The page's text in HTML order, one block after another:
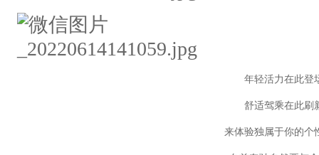
年轻活力在此登
舒适驾乘在此刷
来体验独属于你的个